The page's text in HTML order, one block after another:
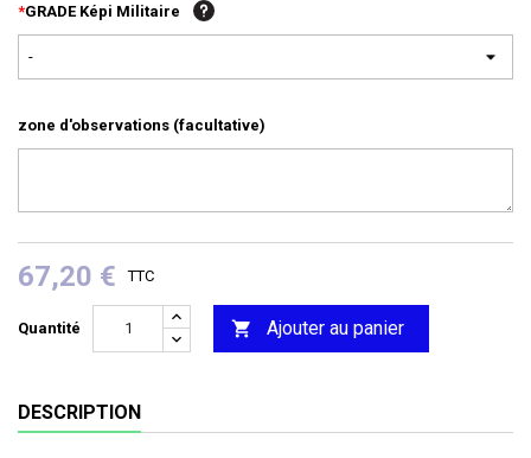
*GRADE Képi Militaire
-
zone d'observations (facultative)
67,20 € TTC
Quantité  Ajouter au panier
DESCRIPTION